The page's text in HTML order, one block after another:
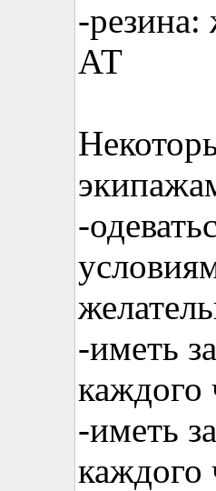
-резина:
АТ
-
-иметь
каждого
-иметь
каждого